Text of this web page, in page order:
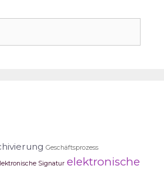
Geschäftsprozess
Signatur elektronische